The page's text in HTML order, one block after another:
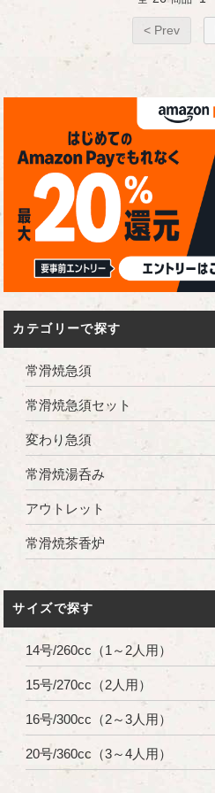
< Prev
カテゴリーで探す
常滑焼急須
常滑焼急須セット
変わり急須
常滑焼湯呑み
アウトレット
常滑焼茶香炉
サイズで探す
14号/260cc（1～2人用）
15号/270cc（2人用）
16号/300cc（2～3人用）
20号/360cc（3～4人用）